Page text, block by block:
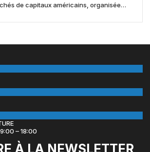
de capitaux américains, organisée
– 18:00
À LA NEWSLETTER